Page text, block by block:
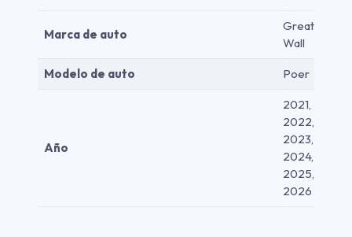
Marca de auto
Great
Wall
Modelo de auto Poer
Año
2021,
2022,
2023,
2024,
2025,
2026